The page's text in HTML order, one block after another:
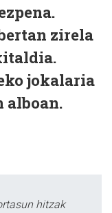
zirela
jokalaria
alboan.
hitzak